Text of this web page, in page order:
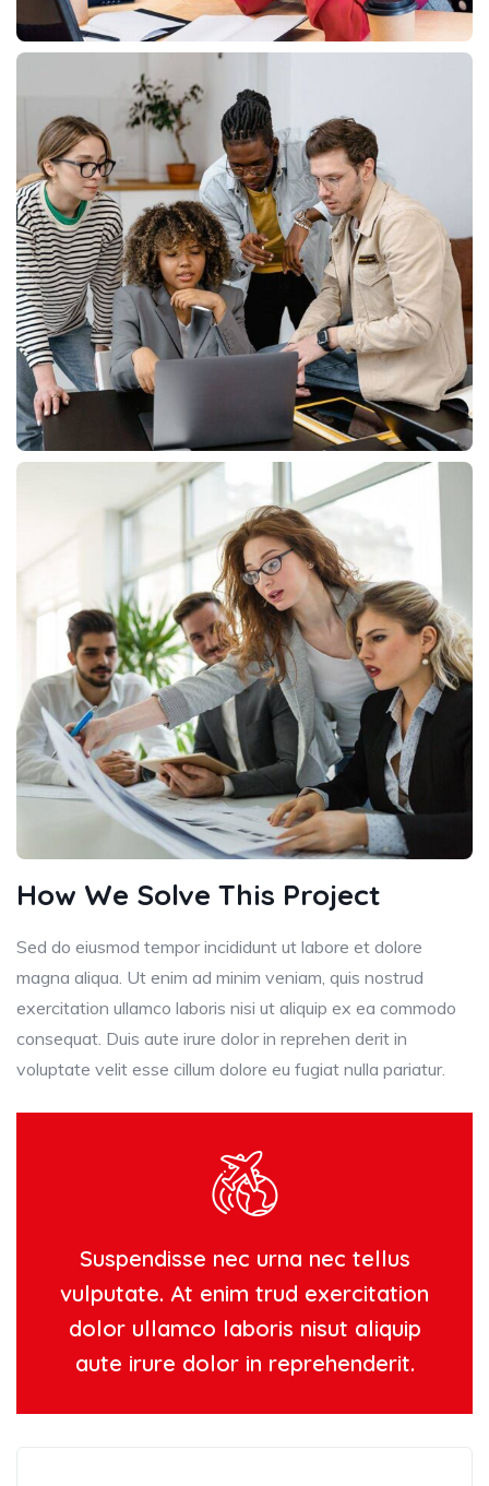
How We Solve This Project
Sed do eiusmod tempor incididunt ut labore et dolore
magna aliqua. Ut enim ad minim veniam, quis nostrud
exercitation ullamco laboris nisi ut aliquip ex ea commodo
consequat. Duis aute irure dolor in reprehen derit in
voluptate velit esse cillum dolore eu fugiat nulla pariatur.
Suspendisse nec urna nec tellus
vulputate. At enim trud exercitation
dolor ullamco laboris nisut aliquip
aute irure dolor in reprehenderit.